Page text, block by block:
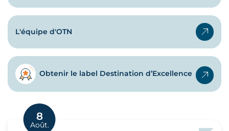
L'équipe d'OTN
Obtenir le label Destination d’Excellence
8
Août.